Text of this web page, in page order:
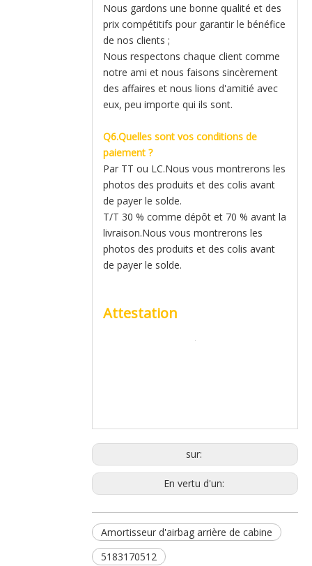
Nous gardons une bonne qualité et des
prix compétitifs pour garantir le bénéfice
de nos clients ;
Nous respectons chaque client comme
notre ami et nous faisons sincèrement
des affaires et nous lions d'amitié avec
eux, peu importe qui ils sont.
Q6.Quelles sont vos conditions de
paiement ?
Par TT ou LC.Nous vous montrerons les
photos des produits et des colis avant
de payer le solde.
T/T 30 % comme dépôt et 70 % avant la
livraison.Nous vous montrerons les
photos des produits et des colis avant
de payer le solde.
Attestation
sur:
En vertu d'un:
Amortisseur d'airbag arrière de cabine
5183170512